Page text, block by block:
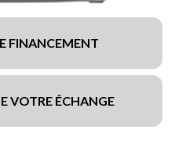
FINANCEMENT
VOTRE ÉCHANGE